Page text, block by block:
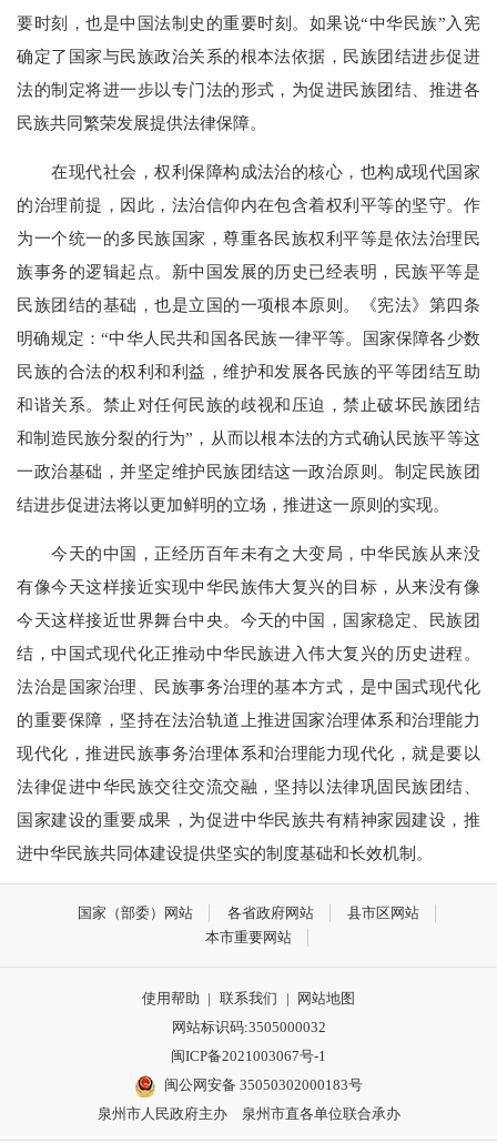
要时刻，也是中国法制史的重要时刻。如果说“中华民族”入宪
确定了国家与民族政治关系的根本法依据，民族团结进步促进
法的制定将进一步以专门法的形式，为促进民族团结、推进各
民族共同繁荣发展提供法律保障。
在现代社会，权利保障构成法治的核心，也构成现代国家
的治理前提，因此，法治信仰内在包含着权利平等的坚守。作
为一个统一的多民族国家，尊重各民族权利平等是依法治理民
族事务的逻辑起点。新中国发展的历史已经表明，民族平等是
民族团结的基础，也是立国的一项根本原则。《宪法》第四条
明确规定：“中华人民共和国各民族一律平等。国家保障各少数
民族的合法的权利和利益，维护和发展各民族的平等团结互助
和谐关系。禁止对任何民族的歧视和压迫，禁止破坏民族团结
和制造民族分裂的行为”，从而以根本法的方式确认民族平等这
一政治基础，并坚定维护民族团结这一政治原则。制定民族团
结进步促进法将以更加鲜明的立场，推进这一原则的实现。
今天的中国，正经历百年未有之大变局，中华民族从来没
有像今天这样接近实现中华民族伟大复兴的目标，从来没有像
今天这样接近世界舞台中央。今天的中国，国家稳定、民族团
结，中国式现代化正推动中华民族进入伟大复兴的历史进程。
法治是国家治理、民族事务治理的基本方式，是中国式现代化
的重要保障，坚持在法治轨道上推进国家治理体系和治理能力
现代化，推进民族事务治理体系和治理能力现代化，就是要以
法律促进中华民族交往交流交融，坚持以法律巩固民族团结、
国家建设的重要成果，为促进中华民族共有精神家园建设，推
进中华民族共同体建设提供坚实的制度基础和长效机制。
国家（部委）网站 各省政府网站
县市区网站
本市重要网站
使用帮助 | 联系我们 |
网站地图
网站标识码:3505000032
闽ICP备2021003067号-1
闽公网安备 35050302000183号
泉州市人民政府主办 泉州市直各单位联合承办